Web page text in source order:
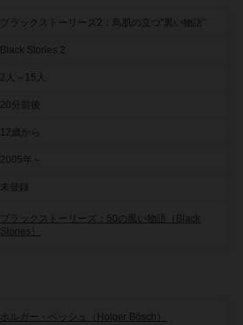
ブラックストーリーズ2：鳥肌の立つ"黒い物語"
Black Stories 2
2人～15人
20分前後
12歳から
2005年～
未登録
ブラックストーリーズ：50の黒い物語（Black
Stories）
ホルガー・ベッシュ（Holger Bösch）